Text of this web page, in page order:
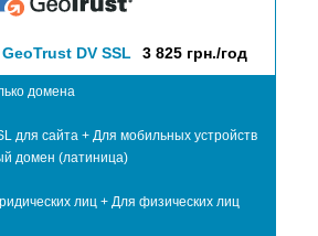
DV SSL 3 825 грн./год
домена
для сайта + Для мобильных устройств
домен (латиница)
лиц + Для физических лиц